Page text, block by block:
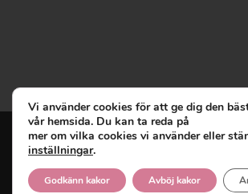
innehar upphovsrätten till denna
Vi använder cookies för att ge dig den
vår hemsida. Du kan ta reda på
mer om vilka cookies vi använder eller
inställningar.
Godkänn kakor Avböj kakor